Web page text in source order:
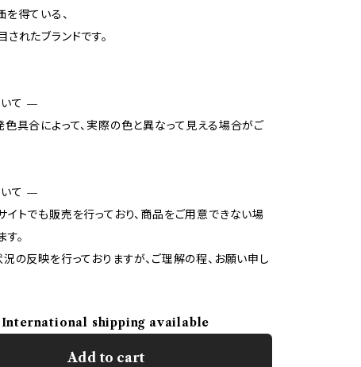
得ている、
れたブランドです。
て —
色具合によって、実際の色と異なって見える場合がご
て —
トでも販売を行っており、商品をご用意できない場
。
の反映を行っておりますが、ご理解の程、お願い申し
International shipping available
Add to cart